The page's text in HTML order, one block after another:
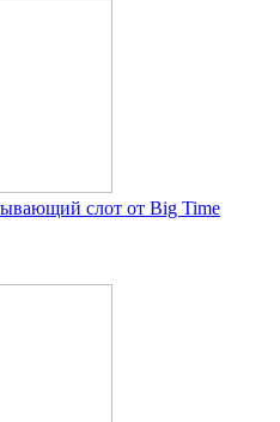
слот от Big Time